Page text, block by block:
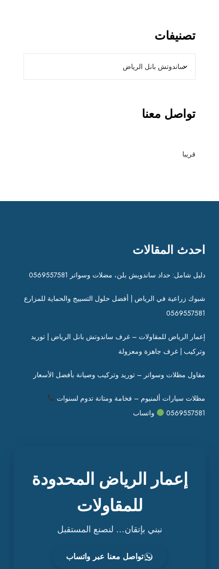
تصنيفات
تواصل معنا
قريبا
احدث المقالات
دليل شامل: حداد ساندويش بلن، مضلات وسواتر 0569557581
شبوك زراعية في الرياض | أفضل حلول التسييج والحماية للمزارع
0569557581
إعمار الرياض للمقاولات – غرف ساندوتش بانل الرياض | توريد
وتركيب | غرف جاهزة ومعزولة
مقاول مظلات وسواتر – توريد وتركيب وصيانة بأفضل الأسعار
مظلات سيارات ألمنيوم – فخامة ومتانة تدوم لسنوات
0569557581
واتساب
إعمار الرياض المحدودة
للمقاولات
نبني بإتقان… لنصنع المستقبل
تواصل معنا عبر واتساب